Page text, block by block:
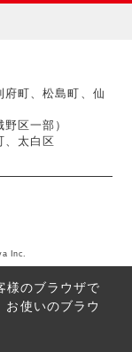
様のブラウザで
お使いのブラウ
Inc.
府町、松島町、仙
区一部）
、太白区